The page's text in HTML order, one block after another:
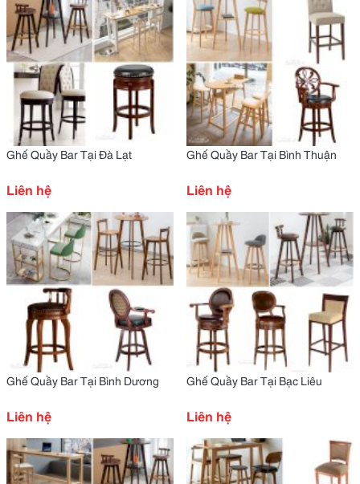
Ghế Quầy Bar Tại Đà Lạt
Liên hệ
Ghế Quầy Bar Tại Bình Thuận
Liên hệ
Ghế Quầy Bar Tại Bình Dương
Liên hệ
Ghế Quầy Bar Tại Bạc Liêu
Liên hệ